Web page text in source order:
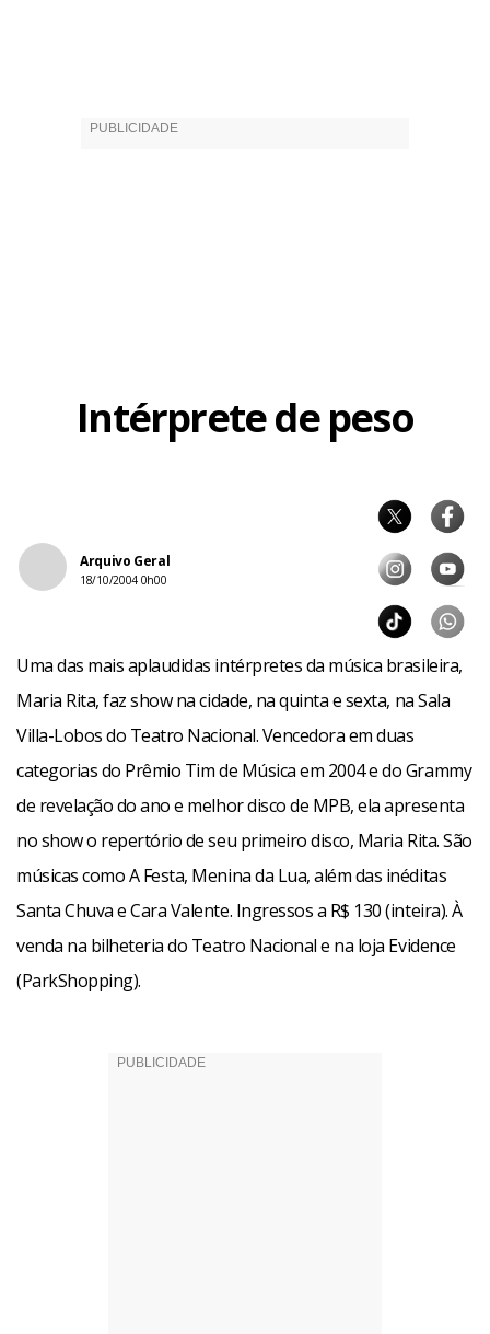
Intérprete de peso
Arquivo Geral
18/10/2004 0h00
Uma das mais aplaudidas intérpretes da música brasileira,
Maria Rita, faz show na cidade, na quinta e sexta, na Sala
Villa-Lobos do Teatro Nacional. Vencedora em duas
categorias do Prêmio Tim de Música em 2004 e do Grammy
de revelação do ano e melhor disco de MPB, ela apresenta
no show o repertório de seu primeiro disco, Maria Rita. São
músicas como A Festa, Menina da Lua, além das inéditas
Santa Chuva e Cara Valente. Ingressos a R$ 130 (inteira). À
venda na bilheteria do Teatro Nacional e na loja Evidence
(ParkShopping).